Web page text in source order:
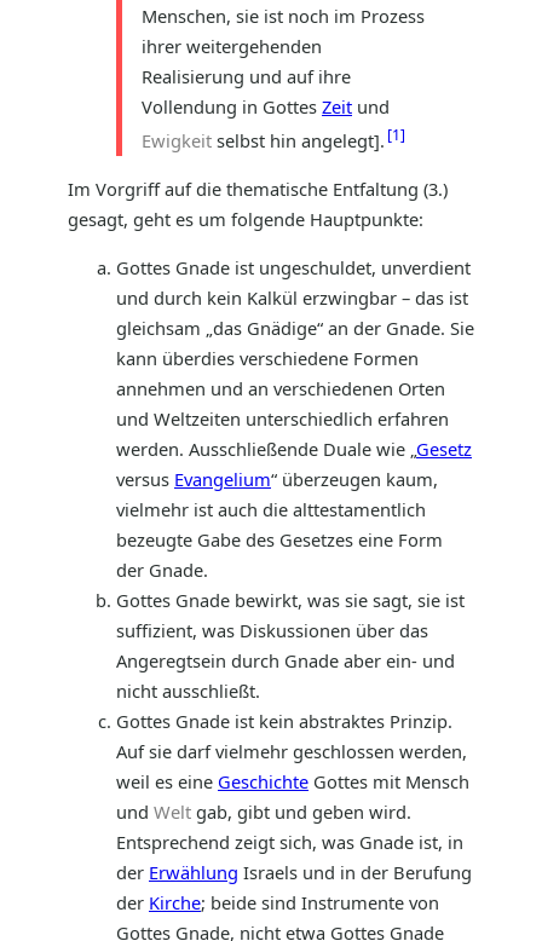
Menschen, sie ist noch im Prozess
ihrer weitergehenden
Realisierung und auf ihre
Vollendung in Gottes Zeit und
Ewigkeit selbst hin angelegt]. 1
Im Vorgriff auf die thematische Entfaltung (3.)
gesagt, geht es um folgende Hauptpunkte:
Gottes Gnade ist ungeschuldet, unverdient
und durch kein Kalkül erzwingbar – das ist
gleichsam „das Gnädige“ an der Gnade. Sie
kann überdies verschiedene Formen
annehmen und an verschiedenen Orten
und Weltzeiten unterschiedlich erfahren
werden. Ausschließende Duale wie „ Gesetz
versus Evangelium“ überzeugen kaum,
vielmehr ist auch die alttestamentlich
bezeugte Gabe des Gesetzes eine Form
der Gnade.
Gottes Gnade bewirkt, was sie sagt, sie ist
suffizient, was Diskussionen über das
Angeregtsein durch Gnade aber ein- und
nicht ausschließt.
Gottes Gnade ist kein abstraktes Prinzip.
Auf sie darf vielmehr geschlossen werden,
weil es eine Geschichte Gottes mit Mensch
und Welt gab, gibt und geben wird.
Entsprechend zeigt sich, was Gnade ist, in
der Erwählung Israels und in der Berufung
der Kirche; beide sind Instrumente von
Gottes Gnade, nicht etwa Gottes Gnade